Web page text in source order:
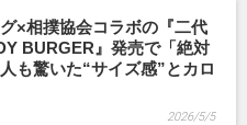
×相撲協会コラボの『二代
BURGER』発売で「絶対
も驚いた“サイズ感”とカロ
2026/5/5